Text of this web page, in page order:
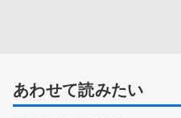
あわせて読みたい